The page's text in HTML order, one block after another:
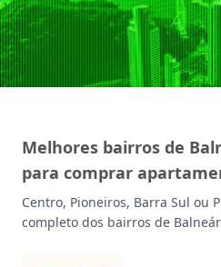
Melhores bairros de
para comprar
Mazzotti
Centro, Pioneiros, Barra Sul ou
completo dos bairros de